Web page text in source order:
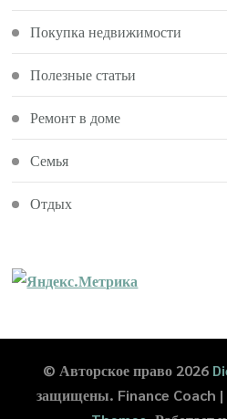
Покупка недвижимости
Полезные статьи
Ремонт в доме
Семья
Отдых
© Авторское право 2026
защищены. Finance Coach |